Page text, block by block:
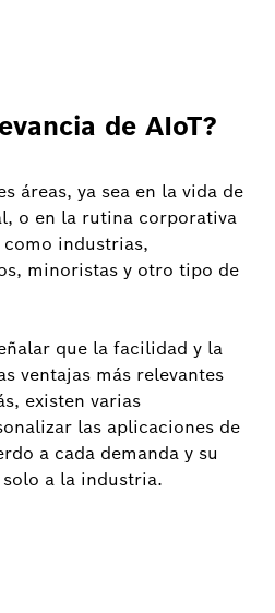
de AIoT?
áreas, ya sea en la vida de
o en la rutina corporativa
industrias,
minoristas y otro tipo de
que la facilidad y la
ventajas más relevantes
existen varias
las aplicaciones de
a cada demanda y su
a la industria.